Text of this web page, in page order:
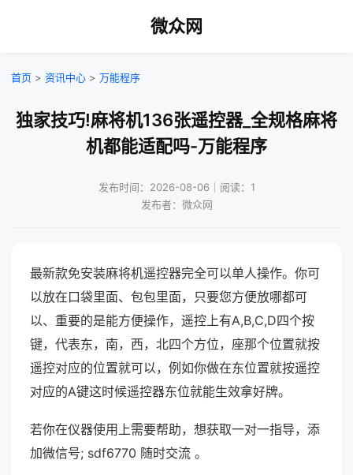
微众网
首页 > 资讯中心 > 万能程序
独家技巧!麻将机136张遥控器_全规格麻将
机都能适配吗-万能程序
发布时间：2026-08-06｜阅读：1
发布者：微众网
最新款免安装麻将机遥控器完全可以单人操作。你可
以放在口袋里面、包包里面，只要您方便放哪都可
以、重要的是能方便操作，遥控上有A,B,C,D四个按
键，代表东，南，西，北四个方位，座那个位置就按
遥控对应的位置就可以，例如你做在东位置就按遥控
对应的A键这时候遥控器东位就能生效拿好牌。
若你在仪器使用上需要帮助，想获取一对一指导，添
加微信号; sdf6770 随时交流 。